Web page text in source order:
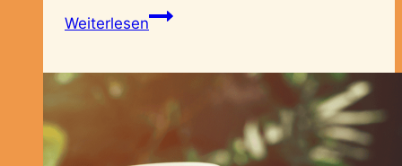
WeiterlesenMut